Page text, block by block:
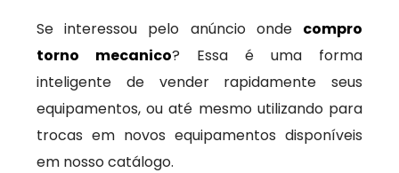
Se interessou pelo anúncio onde compro
torno mecanico? Essa é uma forma
inteligente de vender rapidamente seus
equipamentos, ou até mesmo utilizando para
trocas em novos equipamentos disponíveis
em nosso catálogo.